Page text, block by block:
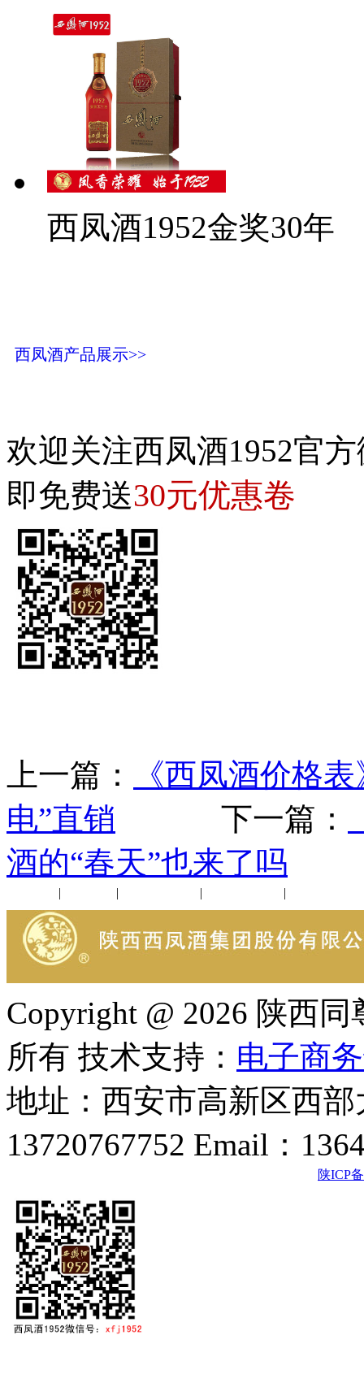
西凤酒1952金奖30年
西凤酒产品展示>>
欢迎关注西凤酒1952官
即免费送30元优惠卷
上一篇：
《西凤酒价格
电”直销 下一篇：
酒的“春天”也来了吗
| | | |
Copyright @ 2026 陕西
所有 技术支持： 电子商
地址：西安市高新区西
13720767752 Email：
陕ICP